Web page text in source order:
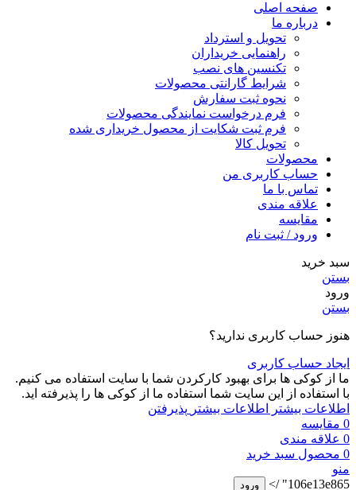
صفحه اصلی
درباره ما
تحویل و استرداد
راهنمایی خریداران
تکنسین های نصب
شرایط گارانتی محصولات
نحوه ثبت سفارش
فرم درخواست نمایندگی محصولات
فرم ثبت شکایت از محصول خریداری شده
تحویل کالا
محصولات
حساب کاربری من
تماس با ما
علاقه مندی
مقایسه
ورود / ثبت نام
سبد خرید
بستن
ورود
بستن
هنوز حساب کاربری ندارید؟
ایجاد حساب کاربری
ما از کوکی ها برای بهبود کارکردن شما با سایت استفاده می کنیم.
با استفاده از این سایت شما استفاده ما از کوکی ها را پذیرفته اید.
اطلاعات بیشتر
اطلاعات بیشتر پذیرفتن
0 مقایسه
0 علاقه مندی
0 محصول سبد خرید
منو
106e13e865" />
ورود